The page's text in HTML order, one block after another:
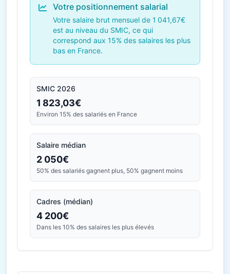
Votre positionnement salarial
Votre salaire brut mensuel de 1 041,67€
est au niveau du SMIC, ce qui
correspond aux 15% des salaires les plus
bas en France.
SMIC 2026
1 823,03€
Environ 15% des salariés en France
Salaire médian
2 050€
50% des salariés gagnent plus, 50% gagnent moins
Cadres (médian)
4 200€
Dans les 10% des salaires les plus élevés